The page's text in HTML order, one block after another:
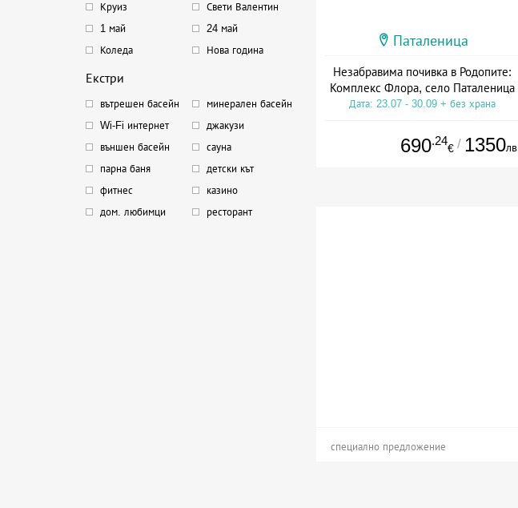
Круиз
Свети Валентин
1 май
24 май
Коледа
Нова година
Екстри
вътрешен басейн
минерален басейн
Wi-Fi интернет
джакузи
външен басейн
сауна
парна баня
детски кът
фитнес
казино
дом. любимци
ресторант
Паталеница
Незабравима почивка в Родопите:
Комплекс Флора, село Паталеница
Дата: 23.07 - 30.09 + без храна
690.24
€ / 1350лв.
специално предложение